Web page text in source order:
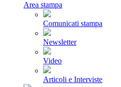
Area stampa
Comunicati stampa
Newsletter
Video
Articoli e Interviste